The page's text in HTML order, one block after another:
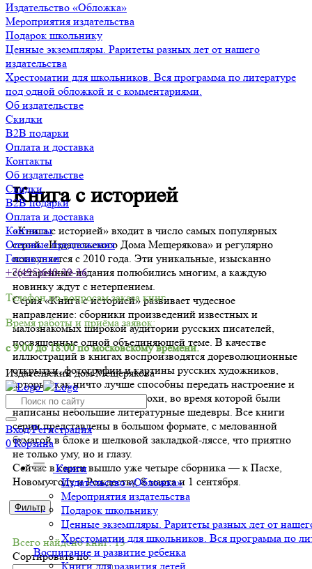
Издательство «Обложка»
Мероприятия издательства
Подарок школьнику
Ценные экземпляры. Раритеты разных лет от нашего
издательства
Хрестоматии для школьников. Вся программа по литературе
под одной обложкой и с комментариями.
Об издательстве
Скидки
B2B подарки
Оплата и доставка
Контакты
Об издательстве
Скидки
B2B подарки
Оплата и доставка
Контакты
Оптовые предложения
Госзакупки
+7(495)640-39-36
Телефон по вопросам заказа книг.
Время работы и приёма заявок:
с 9:00 до 18:00 по московскому времени.
Издательский дом Мещерякова
Вход/Регистрация
0 Корзина
Книги
Издательство «Обложка»
Мероприятия издательства
Подарок школьнику
Ценные экземпляры. Раритеты разных лет от
Хрестоматии для школьников. Вся программа по
Воспитание и развитие ребенка
Книги для развития детей
Книга с историей
«Книга с историей» входит в число самых популярных
серий «Издательского Дома Мещерякова» и регулярно
пополняется с 2010 года. Эти уникальные, изысканно
состаренные издания полюбились многим, а каждую
новинку ждут с нетерпением.
Серия «Книга с историей» развивает чудесное
направление: сборники произведений известных и
малознакомых широкой аудитории русских писателей,
посвященные одной объединяющей теме. В качестве
иллюстраций в книгах воспроизводятся дореволюционные
открытки, фотографии и картины русских художников,
которые как ничто лучше способны передать настроение и
благоприятственный дух эпохи, во время которой были
написаны небольшие литературные шедевры. Все книги
серии представлены в большом формате, с мелованной
бумагой в блоке и шелковой закладкой-ляссе, что приятно
не только уму, но и глазу.
Сейчас в серии вышло уже четыре сборника — к Пасхе,
Новому году и Рождеству, 8 марта и 1 сентября.
Фильтр
Всего найдено книг: 13
Сортировать по: